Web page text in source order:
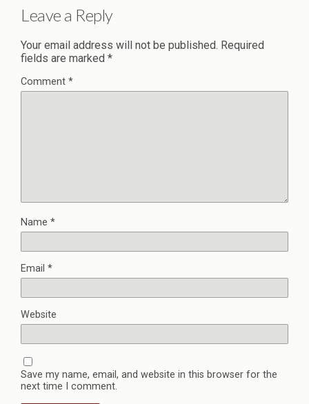
Leave a Reply
Your email address will not be published. Required
fields are marked *
Comment *
Name *
Email *
Website
Save my name, email, and website in this browser for the
next time I comment.